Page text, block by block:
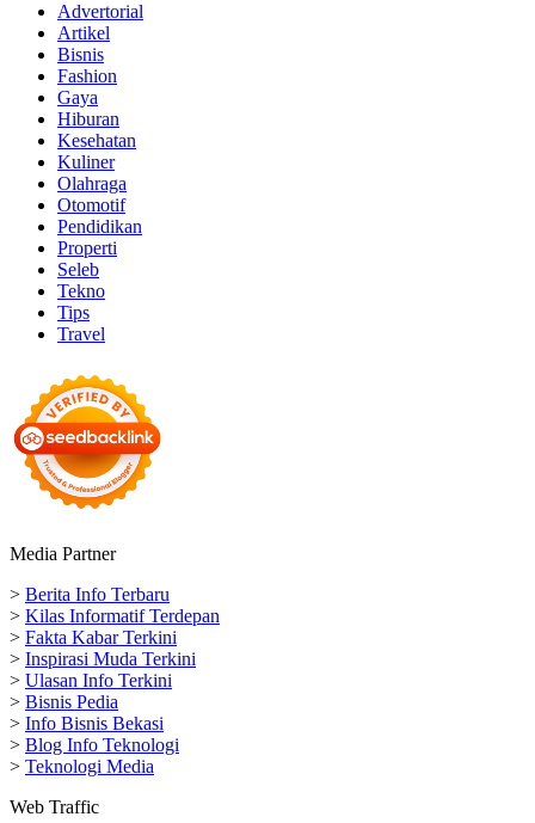
Advertorial
Artikel
Bisnis
Fashion
Gaya
Hiburan
Kesehatan
Kuliner
Olahraga
Otomotif
Pendidikan
Properti
Seleb
Tekno
Tips
Travel
Media Partner
> Berita Info Terbaru
> Kilas Informatif Terdepan
> Fakta Kabar Terkini
> Inspirasi Muda Terkini
> Ulasan Info Terkini
> Bisnis Pedia
> Info Bisnis Bekasi
> Blog Info Teknologi
> Teknologi Media
Web Traffic